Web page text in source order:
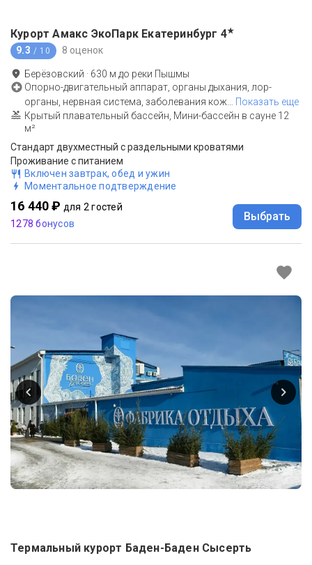
Курорт Амакс ЭкоПарк Екатеринбург 4★
9.3 / 10 8 оценок
Берёзовский · 630 м до реки Пышмы
Опорно-двигательный аппарат, органы дыхания, лор-
органы, нервная система, заболевания кож
Показать еще
Крытый плавательный бассейн, Мини-бассейн в сауне 12
м²
Стандарт двухместный с раздельными кроватями
Проживание с питанием
Включен завтрак, обед и ужин
Моментальное подтверждение
16 440 ₽ для 2 гостей
1278 бонусов
Выбрать
Термальный курорт Баден-Баден Сысерть